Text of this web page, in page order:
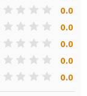
0.0
0.0
0.0
0.0
0.0